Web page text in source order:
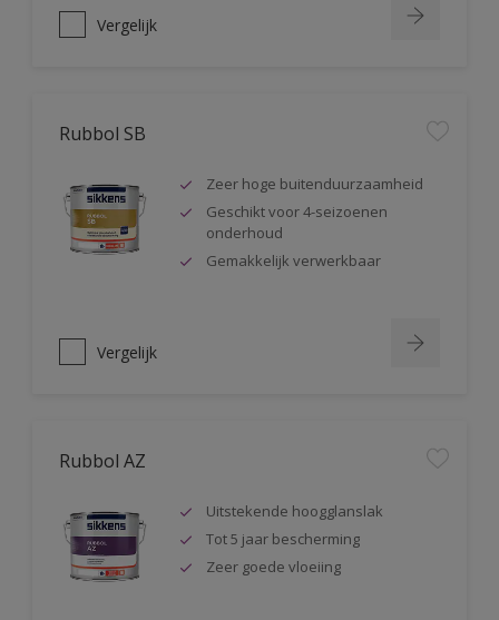
Vergelijk
Rubbol SB
Zeer hoge buitenduurzaamheid
Geschikt voor 4-seizoenen
onderhoud
Gemakkelijk verwerkbaar
Vergelijk
Rubbol AZ
Uitstekende hoogglanslak
Tot 5 jaar bescherming
Zeer goede vloeiing